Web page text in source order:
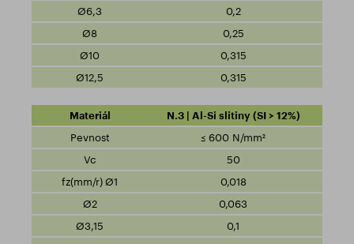
0,2
0,25
0,315
0,315
N.3 | Al-Si slitiny (SI > 12%)
≤ 600 N/mm²
50
0,018
0,063
0,1